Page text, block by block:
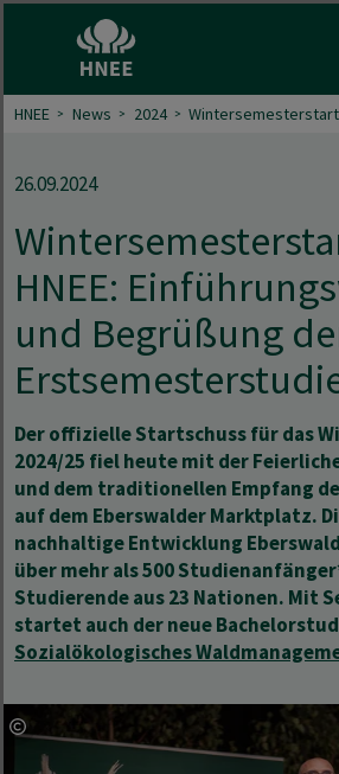
HNEE News 2024
26.09.2024
HNEE:
und Begrüßung
Der offizielle Startschuss für das
2024/25 fiel heute mit der
und dem traditionellen Empfang
auf dem Eberswalder Marktplatz.
nachhaltige Entwicklung
über mehr als 500
Studierende aus 23 Nationen. Mit
startet auch der neue
Sozialökologisches